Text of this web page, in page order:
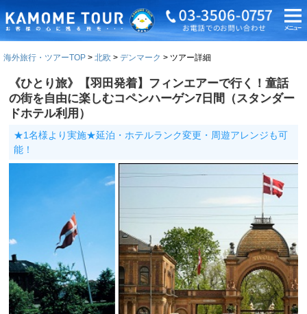
海外旅行・ツアーTOP 北欧 デンマーク ツアー詳細
《ひとり旅》【羽田発着】フィンエアーで行く！童話
の街を自由に楽しむコペンハーゲン7日間（スタンダー
ドホテル利用）
★1名様より実施★延泊・ホテルランク変更・周遊アレンジも可
能！